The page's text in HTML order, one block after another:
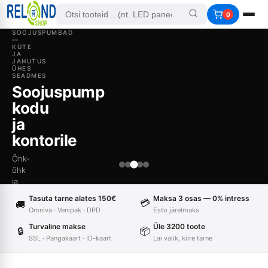
0
SOOJUSPUMBAD
—
KÜTE
JA
JAHUTUS
ÜHES
SEADMES
Soojuspump
kodu
ja
kontorile
Õhk-
õhk
ja
vesi
soojuspumbad.
Tarnime,
paigaldame
Vaata
nutilahendusi
🚚 Tasuta tarne alates 150€
Omniva · Venipak · DPD
💳 Maksa 3 osas — 0% intress
Esto järelmaks
🔒 Turvaline makse
SSL · Pangakaart · ID-kaart
📦 Üle 3200 toote
Lai valik, kiire tarne